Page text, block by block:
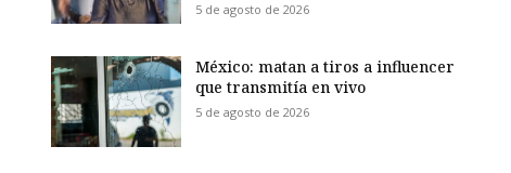
5 de agosto de 2026
México: matan a tiros a influencer
que transmitía en vivo
5 de agosto de 2026